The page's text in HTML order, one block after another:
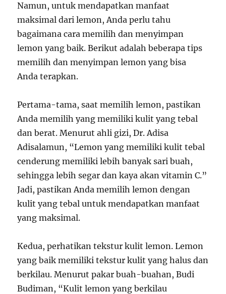
Namun, untuk mendapatkan manfaat
maksimal dari lemon, Anda perlu tahu
bagaimana cara memilih dan menyimpan
lemon yang baik. Berikut adalah beberapa tips
memilih dan menyimpan lemon yang bisa
Anda terapkan.
Pertama-tama, saat memilih lemon, pastikan
Anda memilih yang memiliki kulit yang tebal
dan berat. Menurut ahli gizi, Dr. Adisa
Adisalamun, “Lemon yang memiliki kulit tebal
cenderung memiliki lebih banyak sari buah,
sehingga lebih segar dan kaya akan vitamin C.”
Jadi, pastikan Anda memilih lemon dengan
kulit yang tebal untuk mendapatkan manfaat
yang maksimal.
Kedua, perhatikan tekstur kulit lemon. Lemon
yang baik memiliki tekstur kulit yang halus dan
berkilau. Menurut pakar buah-buahan, Budi
Budiman, “Kulit lemon yang berkilau